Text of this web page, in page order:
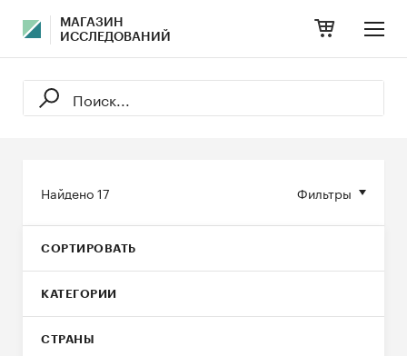
МАГАЗИН
ИССЛЕДОВАНИЙ
Фильтры
Найдено17
СОРТИРОВАТЬ
КАТЕГОРИИ
СТРАНЫ